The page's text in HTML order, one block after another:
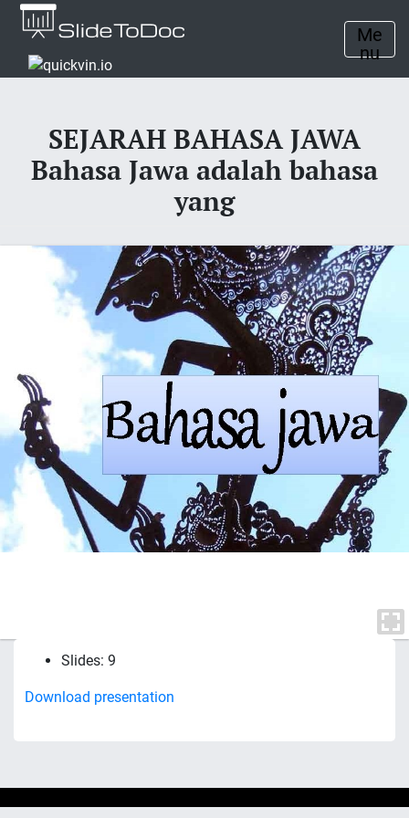
Me
nu
SEJARAH BAHASA JAWA
Bahasa Jawa adalah bahasa
yang
Slides: 9
Download presentation